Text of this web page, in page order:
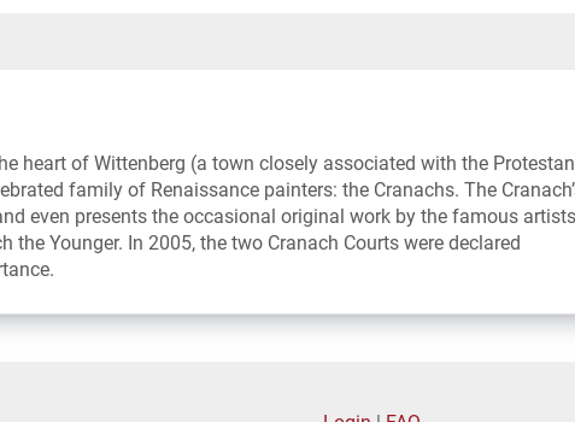
heart of Wittenberg (a town closely associated with the
family of Renaissance painters: the Cranachs. The
even presents the occasional original work by the famous artists
the Younger. In 2005, the two Cranach Courts were declared